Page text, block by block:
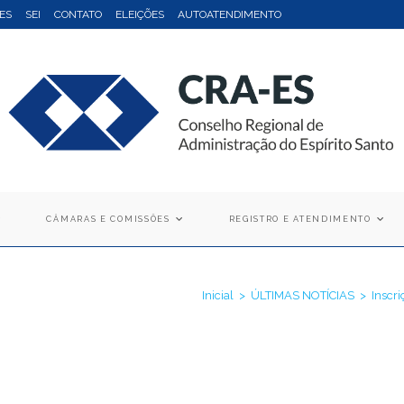
SEI CONTATO ELEIÇÕES AUTOATENDIMENTO
CÂMARAS E COMISSÕES REGISTRO E ATENDIMENTO
Inicial > ÚLTIMAS NOTÍCIAS >